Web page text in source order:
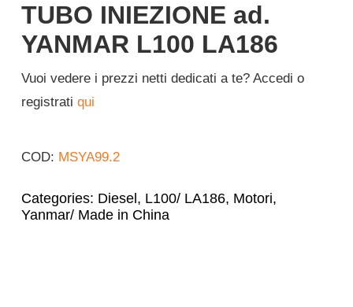
Italiano
TUBO INIEZIONE ad.
YANMAR L100 LA186
Vuoi vedere i prezzi netti dedicati a te? Accedi o
registrati qui
COD: MSYA99.2
Categories: Diesel, L100/ LA186, Motori,
Yanmar/ Made in China